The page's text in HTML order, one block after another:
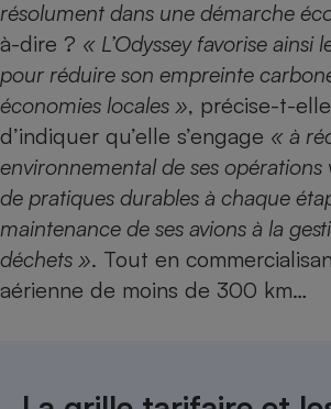
résolument dans une démarche
à-dire ? « L’Odyssey favorise ainsi
pour réduire son empreinte
économies locales », précise-t-
d’indiquer qu’elle s’engage « à
environnemental de ses opérations
de pratiques durables à chaque
maintenance de ses avions à la
déchets ». Tout en
aérienne de moins de 300 km…